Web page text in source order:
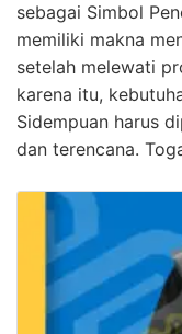
sebagai Simbol
memiliki makna
setelah melewati
karena itu,
Sidempuan harus
dan terencana.